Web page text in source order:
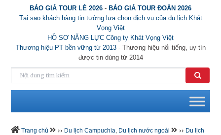
BÁO GIÁ TOUR LẺ 2026 - BÁO GIÁ TOUR ĐOÀN 2026
Tại sao khách hàng tin tưởng lựa chọn dịch vụ của du lịch Khát
Vọng Việt
HỒ SƠ NĂNG LỰC Công ty Khát Vọng Việt
Thương hiệu PT bền vững từ 2013- Thương hiệu nổi tiếng, uy tín
được tin dùng từ 2014
Trang chủ ›› Du lịch Campuchia, Du lịch nước ngoài ›› Du lịch